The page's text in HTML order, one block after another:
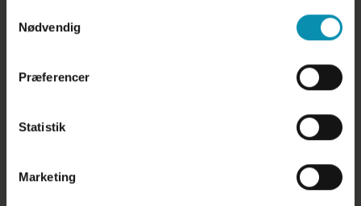
Nødvendig
Præferencer
Statistik
Marketing
Dyreklinik
97 88 95 00
CVR: 29827842
Links